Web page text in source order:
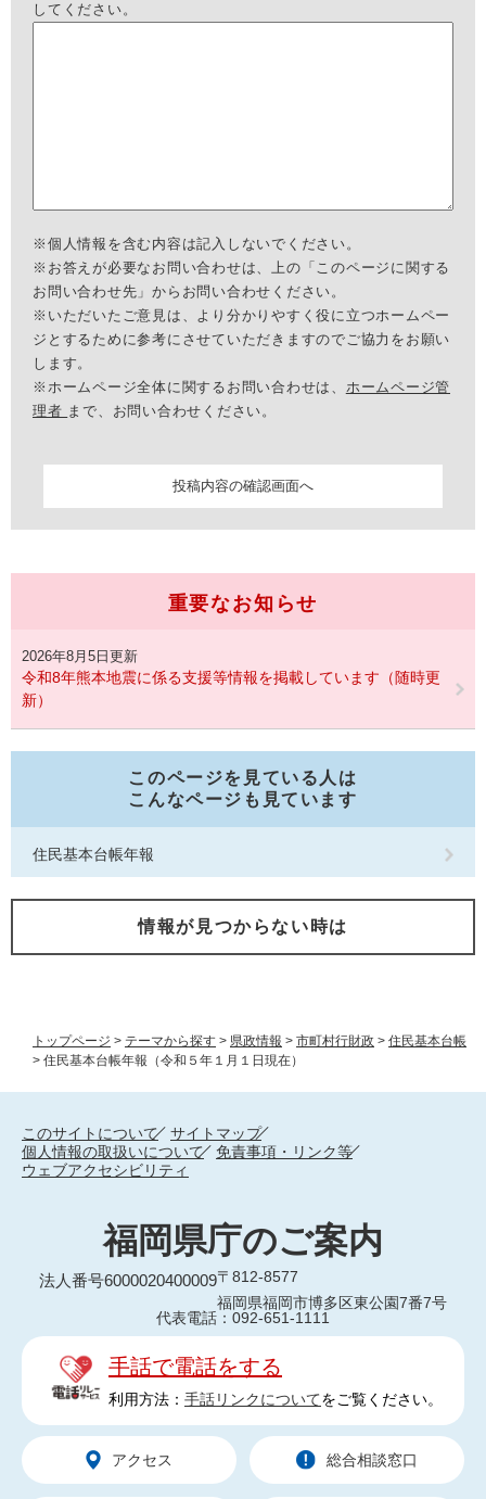
トップページ > テーマから探す > 県政情報 > 市町村行財政 > 住民基本台帳
> 住民基本台帳年報（令和５年１月１日現在）
してください。
※個人情報を含む内容は記入しないでください。
※お答えが必要なお問い合わせは、上の「このページに関する
お問い合わせ先」からお問い合わせください。
※いただいたご意見は、より分かりやすく役に立つホームペー
ジとするために参考にさせていただきますのでご協力をお願い
します。
※ホームページ全体に関するお問い合わせは、 ホームページ管
理者 まで、お問い合わせください。
重要なお知らせ
2026年8月5日更新
令和8年熊本地震に係る支援等情報を掲載しています（随時更
新）
このページを見ている人は
こんなページも見ています
住民基本台帳年報
情報が見つからない時は
このサイトについて
サイトマップ
個人情報の取扱いについて
免責事項・リンク等
ウェブアクセシビリティ
福岡県庁のご案内
法人番号6000020400009〒812-8577
福岡県福岡市博多区東公園7番7号
代表電話：092-651-1111
手話で電話をする
利用方法： 手話リンクについてをご覧ください。
アクセス 総合相談窓口